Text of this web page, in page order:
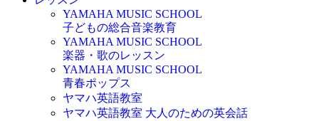
YAMAHA MUSIC SCHOOL
子どもの総合音楽教育
YAMAHA MUSIC SCHOOL
楽器・歌のレッスン
YAMAHA MUSIC SCHOOL
青春ポップス
ヤマハ英語教室
ヤマハ英語教室 大人のための英会話